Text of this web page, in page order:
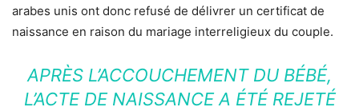
arabes unis ont donc refusé de délivrer un certificat de
naissance en raison du mariage interreligieux du couple.
APRÈS L’ACCOUCHEMENT DU BÉBÉ,
L’ACTE DE NAISSANCE A ÉTÉ REJETÉ